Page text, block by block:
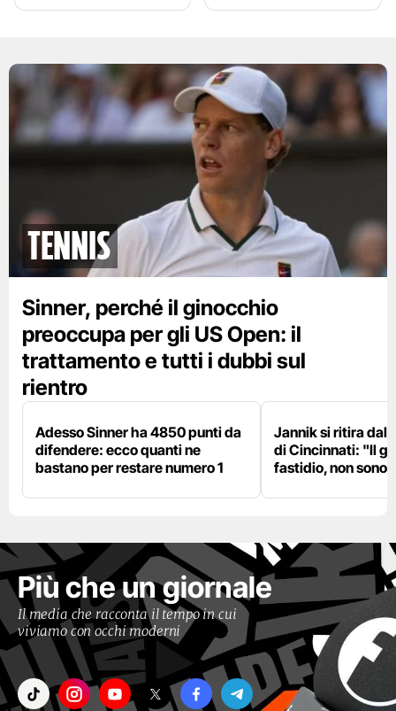
tennis
Sinner, perché il ginocchio
preoccupa per gli US Open: il
trattamento e tutti i dubbi sul
rientro
Adesso Sinner ha 4850 punti da
difendere: ecco quanti ne
bastano per restare numero 1
Jannik si ritira dal
di Cincinnati: "Il
fastidio, non sono
Più che un giornale
Il media che racconta il tempo in cui
viviamo con occhi moderni